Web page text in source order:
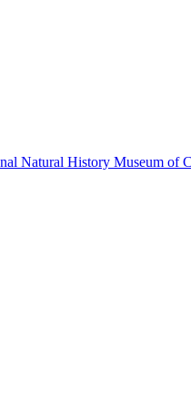
Natural History Museum of